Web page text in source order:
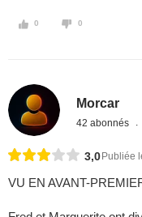
0 0
Morcar
42 abonnés
3,0 Publiée
VU EN AVANT-